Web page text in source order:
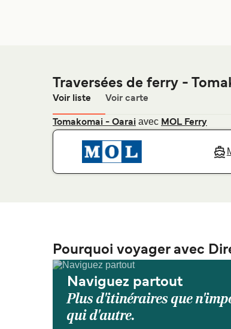
Traversées de ferry -
Voir liste Voir carte
Tomakomai - Oarai avec MOL Ferry
Pourquoi voyager avec
Naviguez partout
Plus d'itinéraires que
qui d'autre.